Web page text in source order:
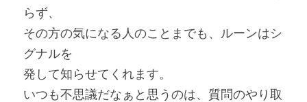
らず、
その方の気になる人のことまでも、ルーンはシ
グナルを
発して知らせてくれます。
いつも不思議だなぁと思うのは、質問のやり取